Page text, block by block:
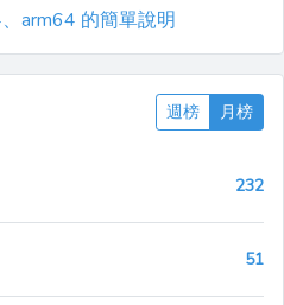
arm64 的簡單說明
週榜 月榜
232
51